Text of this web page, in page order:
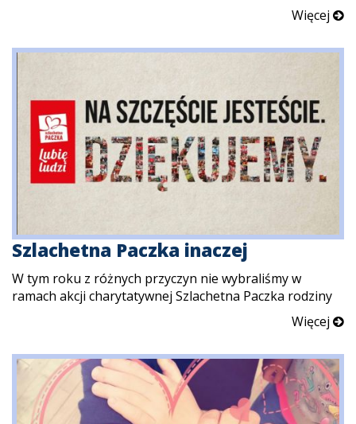
Więcej
Szlachetna Paczka inaczej
W tym roku z różnych przyczyn nie wybraliśmy w
ramach akcji charytatywnej Szlachetna Paczka rodziny
Więcej